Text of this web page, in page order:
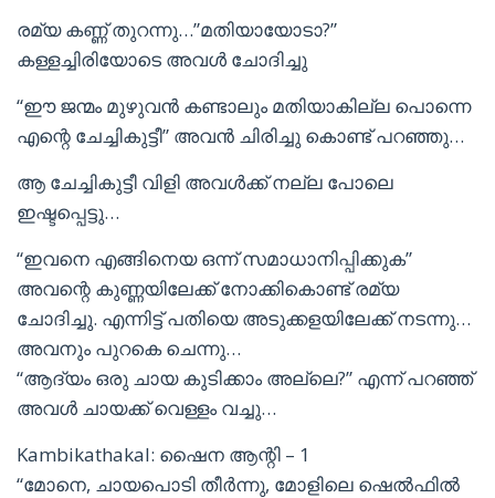
രമ്യ കണ്ണ് തുറന്നു…”മതിയായോടാ?”
കള്ളച്ചിരിയോടെ അവൾ ചോദിച്ചു
“ഈ ജന്മം മുഴുവൻ കണ്ടാലും മതിയാകില്ല പൊന്നെ
എന്റെ ചേച്ചികുട്ടീ” അവൻ ചിരിച്ചു കൊണ്ട് പറഞ്ഞു…
ആ ചേച്ചികുട്ടീ വിളി അവൾക്ക് നല്ല പോലെ
ഇഷ്ടപ്പെട്ടു…
“ഇവനെ എങ്ങിനെയ ഒന്ന് സമാധാനിപ്പിക്കുക”
അവന്റെ കുണ്ണയിലേക്ക് നോക്കികൊണ്ട് രമ്യ
ചോദിച്ചു. എന്നിട്ട് പതിയെ അടുക്കളയിലേക്ക് നടന്നു…
അവനും പുറകെ ചെന്നു…
“ആദ്യം ഒരു ചായ കുടിക്കാം അല്ലെ?” എന്ന് പറഞ്ഞ്
അവൾ ചായക്ക് വെള്ളം വച്ചു…
Kambikathakal: ഷൈന ആന്റി – 1
“മോനെ, ചായപൊടി തീർന്നു, മോളിലെ ഷെൽഫിൽ